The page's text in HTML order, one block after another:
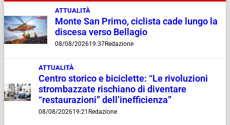
ATTUALITÀ
Monte San Primo, ciclista cade lungo la
discesa verso Bellagio
08/08/202619:37Redazione
ATTUALITÀ
Centro storico e biciclette: “Le rivoluzioni
strombazzate rischiano di diventare
“restaurazioni” dell’inefficienza”
08/08/202619:21 Redazione